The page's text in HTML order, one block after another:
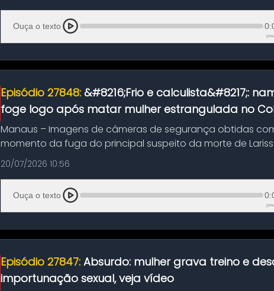
Ouça o texto
Episódio 27848: &#8216;Frio e calculista&#8217;:
foge logo após matar mulher estrangulada no
Manaus – Imagens de câmeras de segurança obtidas
momento da fuga do principal suspeito da morte de
noite deste último d...
20/07/2026 10:56
Ouça o texto
Episódio 27847: Absurdo: mulher grava treino e
importunação sexual, veja vídeo